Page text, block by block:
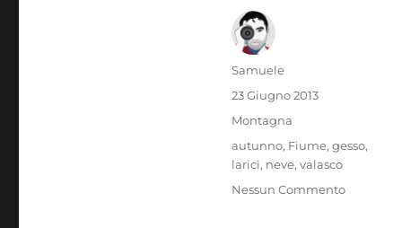
Autore
Samuele
Pubblicato
23 Giugno 2013
Categorie
Montagna
Tag
autunno, Fiume, gesso,
larici, neve, valasco
Nessun Commento